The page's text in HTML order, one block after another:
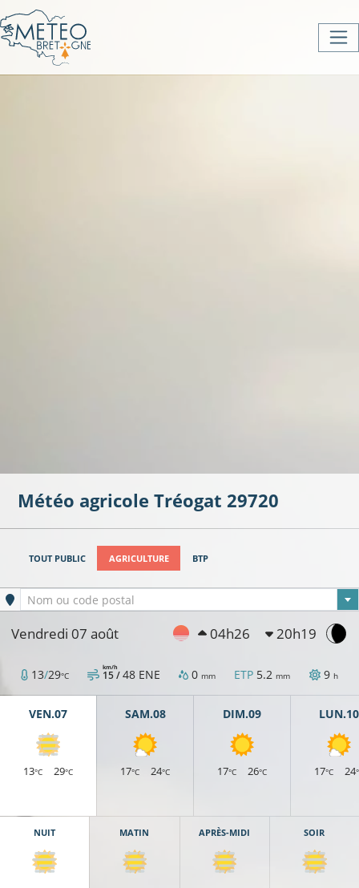
Météo agricole Tréogat 29720
TOUT PUBLIC AGRICULTURE BTP
Ville sélectionnée
Nom ou code postal
Vendredi 07 août 04h26 20h19
13/29°C 15 /
km/h 48 ENE 0 mm ETP 5.2 mm 9 h
VEN.07
13°C 29°C
SAM.08
17°C 24°C
DIM.09
17°C 26°C
LUN.10
17°C 24
NUIT MATIN APRÈS-MIDI SOIR